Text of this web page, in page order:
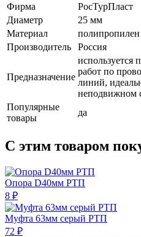
Фирма
РосТурПласт
Диаметр
25 мм
Материал
Производитель
Россия
Предназначение
используется
работ по
линий,
неподвижном
Популярные
товары
да
С этим товаром
Опора D40мм РТП
8 ₽
Муфта 63мм серый РТП
72 ₽